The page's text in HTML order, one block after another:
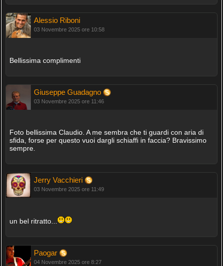
Alessio Riboni
03 Novembre 2025 ore 10:58
Bellissima complimenti
Giuseppe Guadagno
03 Novembre 2025 ore 11:46
Foto bellissima Claudio. A me sembra che ti guardi con aria di
sfida, forse per questo vuoi dargli schiaffi in faccia? Bravissimo
sempre.
Jerry Vacchieri
03 Novembre 2025 ore 11:49
un bel ritratto...
Paogar
04 Novembre 2025 ore 8:27